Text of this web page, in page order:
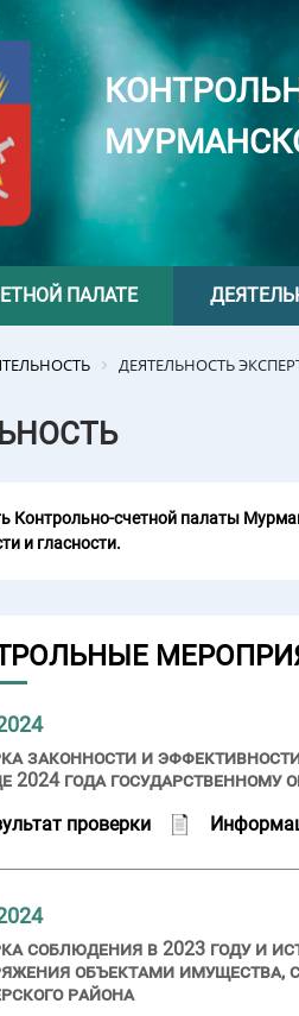
ПАЛАТЕ
ДЕЯТЕЛЬНОСТЬ
Контрольно-счетной палаты
и гласности.
законности и
2024 года
проверки
соблюдения в 2023 году и
объектами имущества,
района